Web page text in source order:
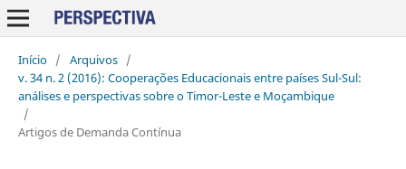
Início / Arquivos /
v. 34 n. 2 (2016): Cooperações Educacionais entre países Sul-Sul:
análises e perspectivas sobre o Timor-Leste e Moçambique
/
Artigos de Demanda Contínua